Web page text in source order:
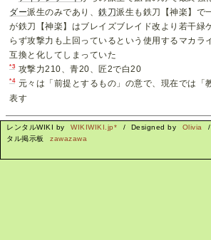
ダー派生のみであり、鉄刀派生も鉄刀【神楽】で
が鉄刀【神楽】はブレイズブレイド改より若干緑
らず攻撃力も上回っているという使用するマカラ
互換と化してしまっていた
*3 攻撃力210、青20、匠2で白20
*4 元々は「前提とするもの」の意で、現在では「
表す
レンタルWIKI by WIKIWIKI.jp* / Designed by Olivia
タル掲示板
zawazawa